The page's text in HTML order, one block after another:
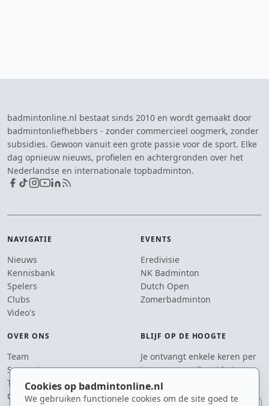
Cookies op badmintonline.nl
We gebruiken functionele cookies om de site goed te
badmintonline.nl bestaat sinds 2010 en wordt gemaakt door
badmintonliefhebbers - zonder commercieel oogmerk, zonder
subsidies. Gewoon vanuit een grote passie voor de sport. Elke
dag opnieuw nieuws, profielen en achtergronden over het
Nederlandse en internationale topbadminton.
NAVIGATIE
Nieuws
Kennisbank
Spelers
Clubs
Video's
EVENTS
Eredivisie
NK Badminton
Dutch Open
Zomerbadminton
OVER ONS
Team
Supporters
Tip de redactie
Contact
BLIJF OP DE HOOGTE
Je ontvangt enkele keren per
jaar een e-mail met het
laatste badmintonnieuws.
E-mailadres